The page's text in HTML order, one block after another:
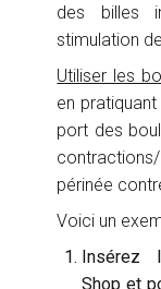
des billes
stimulation
Utiliser les
en pratiquant
port des
périnée
Voici un
Insérez
Shop et